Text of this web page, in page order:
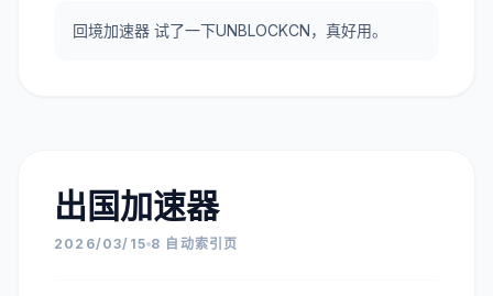
回境加速器 试了一下UNBLOCKCN，真好用。
出国加速器
2026/03/15 8 自动索引页